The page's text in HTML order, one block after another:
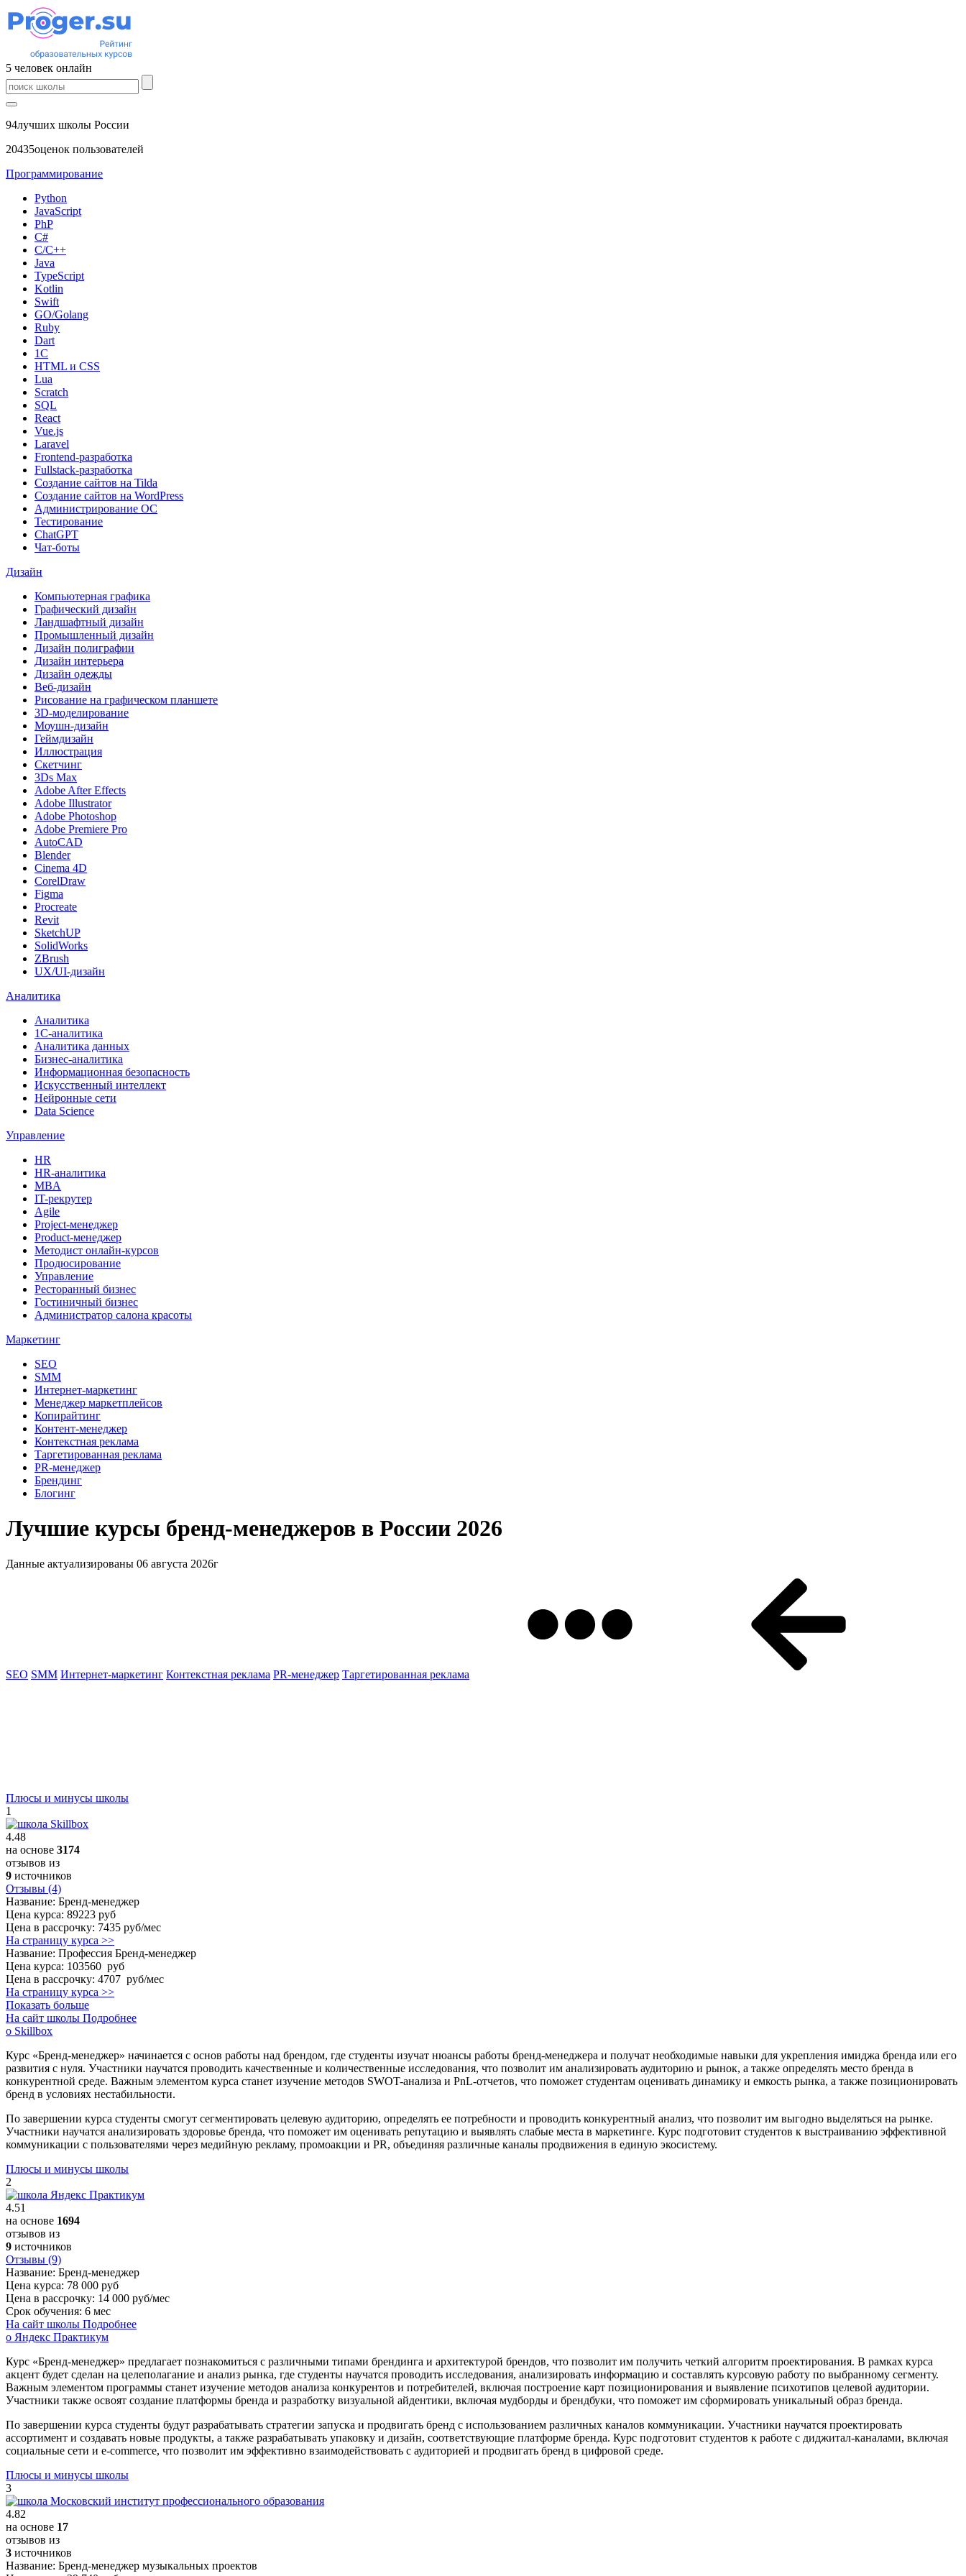
5 человек онлайн
94лучших школы России
20435оценок пользователей
Программирование
Python
JavaScript
PhP
C#
С/C++
Java
TypeScript
Kotlin
Swift
GO/Golang
Ruby
Dart
1С
HTML и CSS
Lua
Scratch
SQL
React
Vue.js
Laravel
Frontend-разработка
Fullstack-разработка
Создание сайтов на Tilda
Создание сайтов на WordPress
Администрирование ОС
Тестирование
ChatGPT
Чат-боты
Дизайн
Компьютерная графика
Графический дизайн
Ландшафтный дизайн
Промышленный дизайн
Дизайн полиграфии
Дизайн интерьера
Дизайн одежды
Веб-дизайн
Рисование на графическом планшете
3D-моделирование
Моушн-дизайн
Геймдизайн
Иллюстрация
Скетчинг
3Ds Max
Adobe After Effects
Adobe Illustrator
Adobe Photoshop
Adobe Premiere Pro
AutoCAD
Blender
Cinema 4D
CorelDraw
Figma
Procreate
Revit
SketchUP
SolidWorks
ZBrush
UX/UI-дизайн
Аналитика
Аналитика
1С-аналитика
Аналитика данных
Бизнес-аналитика
Информационная безопасность
Искусственный интеллект
Нейронные сети
Data Science
Управление
HR
HR-аналитика
MBA
IT-рекрутер
Agile
Project-менеджер
Product-менеджер
Методист онлайн-курсов
Продюсирование
Управление
Ресторанный бизнес
Гостиничный бизнес
Администратор салона красоты
Маркетинг
SEO
SMM
Интернет-маркетинг
Менеджер маркетплейсов
Копирайтинг
Контент-менеджер
Контекстная реклама
Таргетированная реклама
PR-менеджер
Брендинг
Блогинг
Лучшие курсы бренд-менеджеров в России 2026
Данные актуализированы 06 августа 2026г
SEO SMM Интернет-маркетинг Контекстная реклама PR-менеджер Таргетированная реклама
Плюсы и минусы школы
1
4.48
на основе 3174
отзывов из
9 источников
Отзывы (4)
Название: Бренд-менеджер
Цена курса: 89223 руб
Цена в рассрочку: 7435 руб/мес
На страницу курса >>
Название: Профессия Бренд-менеджер
Цена курса: 103560 руб
Цена в рассрочку: 4707 руб/мес
На страницу курса >>
Показать больше
На сайт школы Подробнее
о Skillbox
Курс «Бренд-менеджер» начинается с основ работы над брендом, где студенты изучат нюансы работы бренд-менеджера и получат необходимые навыки для укрепления имиджа бренда или его
развития с нуля. Участники научатся проводить качественные и количественные исследования, что позволит им анализировать аудиторию и рынок, а также определять место бренда в
конкурентной среде. Важным элементом курса станет изучение методов SWOT-анализа и PnL-отчетов, что поможет студентам оценивать динамику и емкость рынка, а также позиционировать
бренд в условиях нестабильности.
По завершении курса студенты смогут сегментировать целевую аудиторию, определять ее потребности и проводить конкурентный анализ, что позволит им выгодно выделяться на рынке.
Участники научатся анализировать здоровье бренда, что поможет им оценивать репутацию и выявлять слабые места в маркетинге. Курс подготовит студентов к выстраиванию эффективной
коммуникации с пользователями через медийную рекламу, промоакции и PR, объединяя различные каналы продвижения в единую экосистему.
Плюсы и минусы школы
2
4.51
на основе 1694
отзывов из
9 источников
Отзывы (9)
Название: Бренд-менеджер
Цена курса: 78 000 руб
Цена в рассрочку: 14 000 руб/мес
Срок обучения: 6 мес
На сайт школы Подробнее
о Яндекс Практикум
Курс «Бренд-менеджер» предлагает познакомиться с различными типами брендинга и архитектурой брендов, что позволит им получить четкий алгоритм проектирования. В рамках курса
акцент будет сделан на целеполагание и анализ рынка, где студенты научатся проводить исследования, анализировать информацию и составлять курсовую работу по выбранному сегменту.
Важным элементом программы станет изучение методов анализа конкурентов и потребителей, включая построение карт позиционирования и выявление психотипов целевой аудитории.
Участники также освоят создание платформы бренда и разработку визуальной айдентики, включая мудборды и брендбуки, что поможет им сформировать уникальный образ бренда.
По завершении курса студенты будут разрабатывать стратегии запуска и продвигать бренд с использованием различных каналов коммуникации. Участники научатся проектировать
ассортимент и создавать новые продукты, а также разрабатывать упаковку и дизайн, соответствующие платформе бренда. Курс подготовит студентов к работе с диджитал-каналами, включая
социальные сети и e-commerce, что позволит им эффективно взаимодействовать с аудиторией и продвигать бренд в цифровой среде.
Плюсы и минусы школы
3
4.82
на основе 17
отзывов из
3 источников
Название: Бренд-менеджер музыкальных проектов